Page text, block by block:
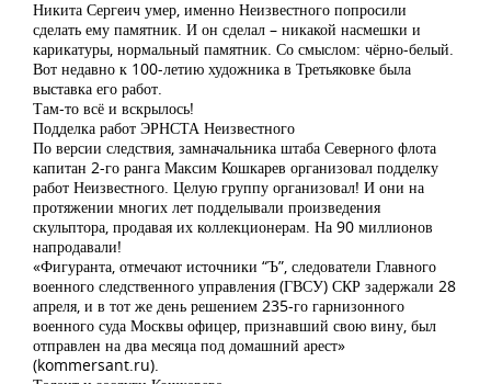
Никита Сергеич умер, именно Неизвестного попросили
сделать ему памятник. И он сделал – никакой насмешки и
карикатуры, нормальный памятник. Со смыслом: чёрно-белый.
Вот недавно к 100-летию художника в Третьяковке была
выставка его работ.
Там-то всё и вскрылось!
Подделка работ ЭРНСТА Неизвестного
По версии следствия, замначальника штаба Северного флота
капитан 2-го ранга Максим Кошкарев организовал подделку
работ Неизвестного. Целую группу организовал! И они на
протяжении многих лет подделывали произведения
скульптора, продавая их коллекционерам. На 90 миллионов
напродавали!
«Фигуранта, отмечают источники “Ъ”, следователи Главного
военного следственного управления (ГВСУ) СКР задержали 28
апреля, и в тот же день решением 235-го гарнизонного
военного суда Москвы офицер, признавший свою вину, был
отправлен на два месяца под домашний арест»
(kommersant.ru).